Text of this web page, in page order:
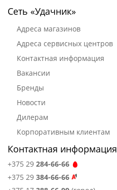
Сеть «Удачник»
Адреса магазинов
Адреса сервисных центров
Контактная информация
Вакансии
Бренды
Новости
Дилерам
Корпоративным клиентам
Контактная информация
+375 29 284-66-66
+375 29 384-66-66